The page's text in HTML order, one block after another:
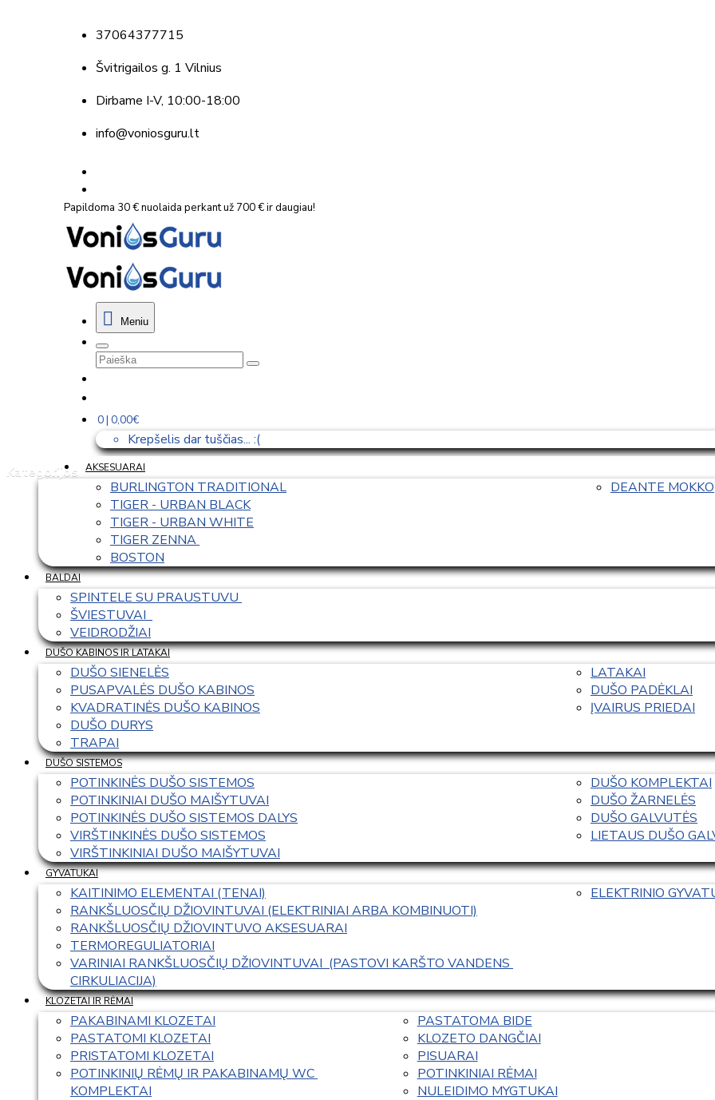
37064377715
Švitrigailos g. 1 Vilnius
Dirbame I-V, 10:00-18:00
info@voniosguru.lt
Papildoma 30 € nuolaida perkant už 700 € ir daugiau!
Meniu
0 | 0,00€
Krepšelis dar tuščias... :(
Kategorijos
AKSESUARAI
BURLINGTON TRADITIONAL
TIGER - URBAN BLACK
TIGER - URBAN WHITE
TIGER ZENNA
BOSTON
DEANTE MOKKO
BALDAI
SPINTELE SU PRAUSTUVU
ŠVIESTUVAI
VEIDRODŽIAI
DUŠO KABINOS IR LATAKAI
DUŠO SIENELĖS
PUSAPVALĖS DUŠO KABINOS
KVADRATINĖS DUŠO KABINOS
DUŠO DURYS
TRAPAI
LATAKAI
DUŠO PADĖKLAI
ĮVAIRUS PRIEDAI
DUŠO SISTEMOS
POTINKINĖS DUŠO SISTEMOS
POTINKINIAI DUŠO MAIŠYTUVAI
POTINKINĖS DUŠO SISTEMOS DALYS
VIRŠTINKINĖS DUŠO SISTEMOS
VIRŠTINKINIAI DUŠO MAIŠYTUVAI
DUŠO KOMPLEKTAI
DUŠO ŽARNELĖS
DUŠO GALVUTĖS
LIETAUS DUŠO
GYVATUKAI
KAITINIMO ELEMENTAI (TENAI)
RANKŠLUOSČIŲ DŽIOVINTUVAI (ELEKTRINIAI ARBA KOMBINUOTI)
RANKŠLUOSČIŲ DŽIOVINTUVO AKSESUARAI
TERMOREGULIATORIAI
VARINIAI RANKŠLUOSČIŲ DŽIOVINTUVAI  (PASTOVI KARŠTO VANDENS
CIRKULIACIJA)
ELEKTRINIO
KLOZETAI IR RĖMAI
PAKABINAMI KLOZETAI
PASTATOMI KLOZETAI
PRISTATOMI KLOZETAI
POTINKINIŲ RĖMŲ IR PAKABINAMŲ WC
KOMPLEKTAI
PASTATOMA BIDE
KLOZETO DANGČIAI
PISUARAI
POTINKINIAI RĖMAI
NULEIDIMO MYGTUKAI